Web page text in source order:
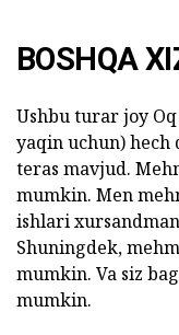
BOSHQA
Ushbu turar joy
yaqin uchun) hech
teras mavjud.
mumkin. Men
ishlari
Shuningdek,
mumkin. Va siz
mumkin.